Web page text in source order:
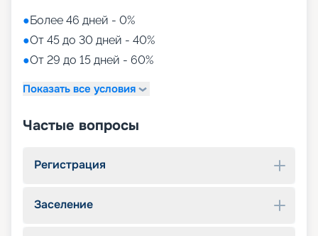
●Более 46 дней - 0%
●От 45 до 30 дней - 40%
●От 29 до 15 дней - 60%
Показать все условия
Частые вопросы
Регистрация
Заселение